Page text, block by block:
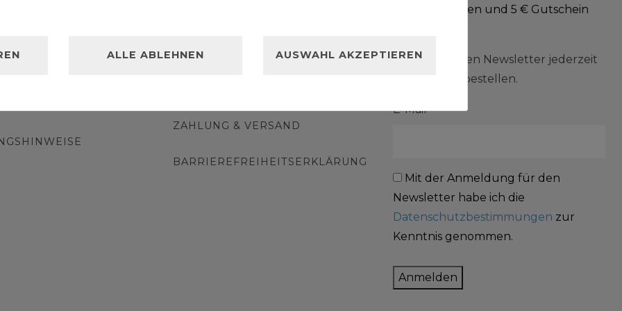
DATENSCHUTZ
ZAHLUNG & VERSAND
BARRIEREFREIHEITSERKLÄRUNG
Jetzt anmelden und 5 € Gutschein
Sie können den Newsletter jederzeit
kostenlos abbestellen.
E-Mail****
Mit der Anmeldung für den
Newsletter habe ich die
Datenschutzbestimmungen zur
Kenntnis genommen.
Anmelden
ALLE ABLEHNEN AUSWAHL AKZEPTIEREN